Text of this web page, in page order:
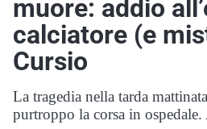
muore: addio
calciatore (e
Cursio
La tragedia nella tarda
purtroppo la corsa in